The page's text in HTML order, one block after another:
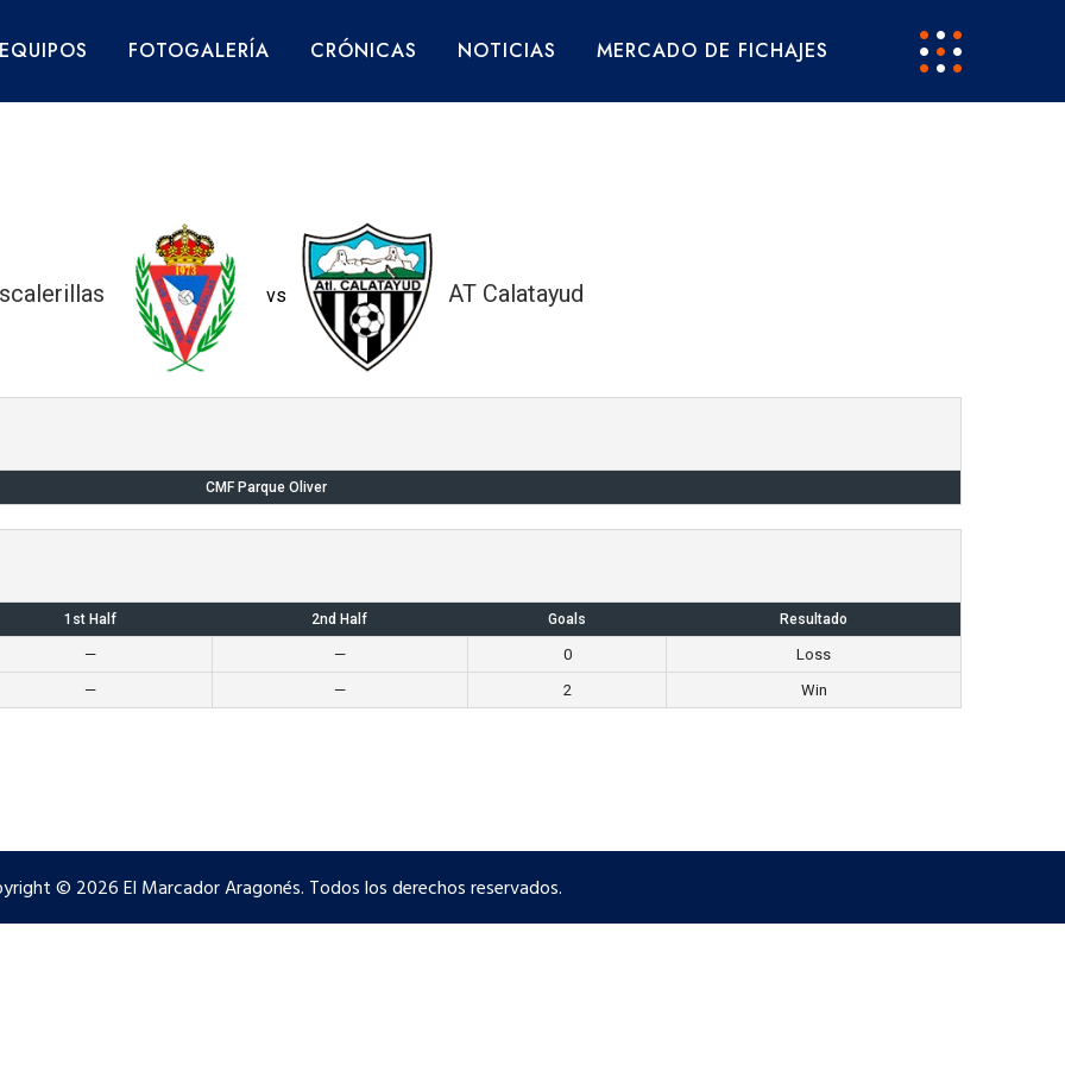
EQUIPOS FOTOGALERÍA CRÓNICAS NOTICIAS MERCADO DE FICHAJES
vs AT Calatayud
CMF Parque Oliver
1st Half 2nd Half Goals Resultado
— — 0
Loss
— — 2 Win
© 2026 El Marcador Aragonés. Todos los derechos reservados.